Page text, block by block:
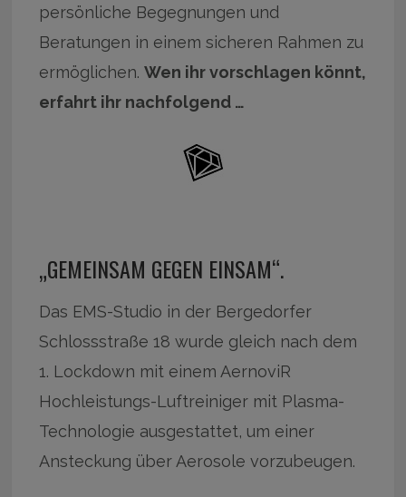
persönliche Begegnungen und
Beratungen in einem sicheren Rahmen zu
ermöglichen.Wen ihr vorschlagen könnt,
erfahrt ihr nachfolgend …
„GEMEINSAM GEGEN EINSAM“.
Das EMS-Studio in der Bergedorfer
Schlossstraße 18 wurde gleich nach dem
1. Lockdown mit einem AernoviR
Hochleistungs-Luftreiniger mit Plasma-
Technologie ausgestattet, um einer
Ansteckung über Aerosole vorzubeugen.